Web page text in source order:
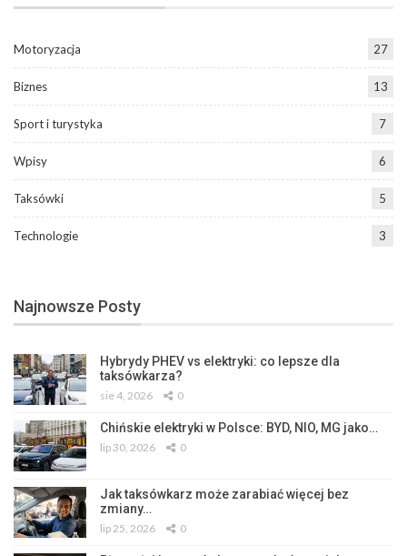
Motoryzacja 27
Biznes 13
Sport i turystyka 7
Wpisy 6
Taksówki 5
Technologie 3
Najnowsze Posty
Hybrydy PHEV vs elektryki: co lepsze dla
taksówkarza?
sie 4, 2026 0
Chińskie elektryki w Polsce: BYD, NIO, MG jako…
lip 30, 2026 0
Jak taksówkarz może zarabiać więcej bez
zmiany…
lip 25, 2026 0